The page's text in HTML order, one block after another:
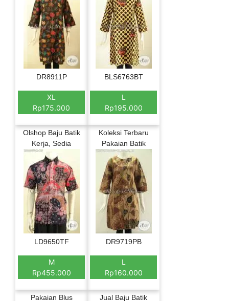
DR8911P
XL
Rp175.000
BLS6763BT
L
Rp195.000
Olshop Baju Batik
Kerja, Sedia
LD9650TF
M
Rp455.000
Koleksi Terbaru
Pakaian Batik
DR9719PB
L
Rp160.000
Pakaian Blus
Jual Baju Batik